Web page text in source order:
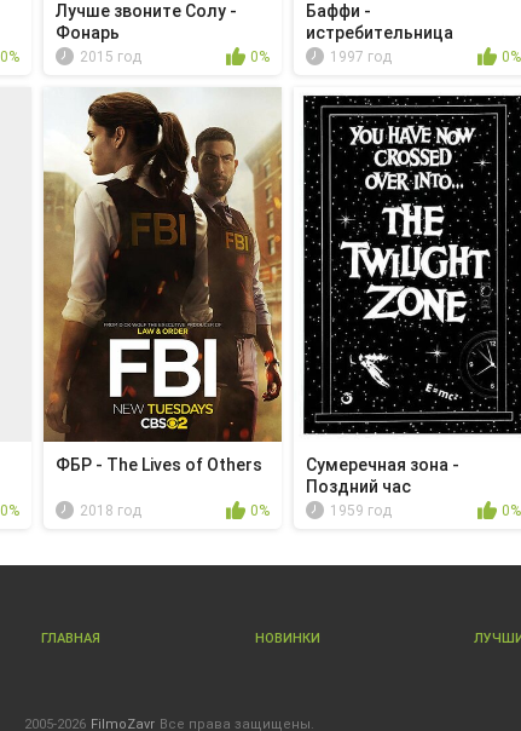
0%
Лучше звоните Солу -
Фонарь
2015 год 0%
Баффи -
истребительница
вампиров - Ку...
1997 год 0%
0%
ФБР - The Lives of Others
2018 год 0%
Сумеречная зона -
Поздний час
1959 год 0%
ГЛАВНАЯ НОВИНКИ
2005-2026 FilmoZavr Все права защищены.